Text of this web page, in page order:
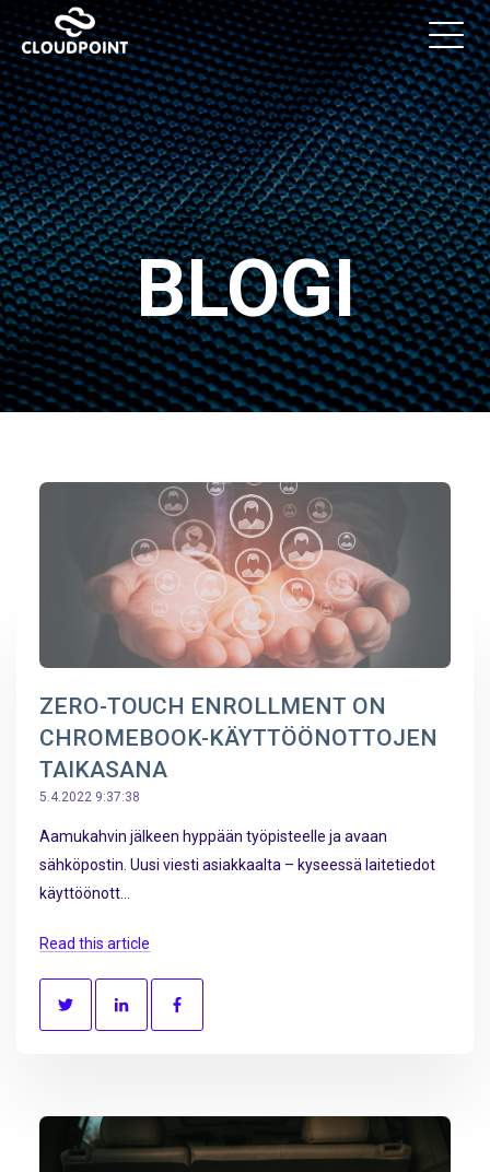
BLOGI
ZERO-TOUCH ENROLLMENT ON
CHROMEBOOK-KÄYTTÖÖNOTTOJEN
TAIKASANA
5.4.2022 9:37:38
Aamukahvin jälkeen hyppään työpisteelle ja avaan
sähköpostin. Uusi viesti asiakkaalta – kyseessä laitetiedot
käyttöönott...
Read this article